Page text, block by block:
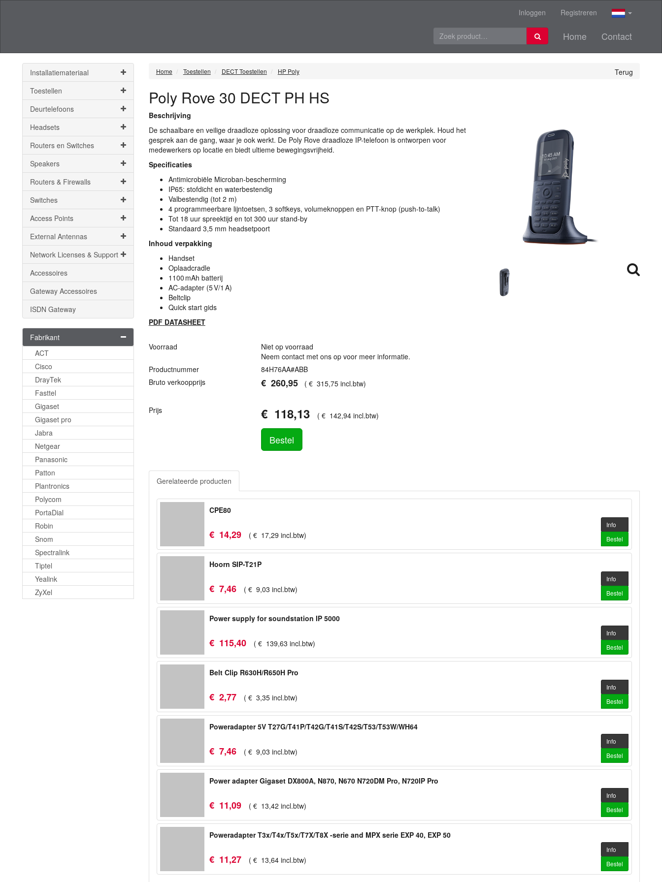
Inloggen Registreren
Home Contact
Installatiemateriaal
Toestellen
Deurtelefoons
Headsets
Routers en Switches
Speakers
Routers & Firewalls
Switches
Access Points
External Antennas
Network Licenses & Support
Accessoires
Gateway Accessoires
ISDN Gateway
Fabrikant
ACT
Cisco
DrayTek
Fasttel
Gigaset
Gigaset pro
Jabra
Netgear
Panasonic
Patton
Plantronics
Polycom
PortaDial
Robin
Snom
Spectralink
Tiptel
Yealink
ZyXel
Terug
Home Toestellen DECT Toestellen HP Poly
Poly Rove 30 DECT PH HS
Beschrijving
De schaalbare en veilige draadloze oplossing voor draadloze communicatie op de werkplek. Houd het
gesprek aan de gang, waar je ook werkt. De Poly Rove draadloze IP-telefoon is ontworpen voor
medewerkers op locatie en biedt ultieme bewegingsvrijheid.
Specificaties
Antimicrobiële Microban-bescherming
IP65: stofdicht en waterbestendig
Valbestendig (tot 2 m)
4 programmeerbare lijntoetsen, 3 softkeys, volumeknoppen en PTT-knop (push-to-talk)
Tot 18 uur spreektijd en tot 300 uur stand-by
Standaard 3,5 mm headsetpoort
Inhoud verpakking
Handset
Oplaadcradle
1100 mAh batterij
AC-adapter (5 V/1 A)
Beltclip
Quick start gids
PDF DATASHEET
Voorraad
Niet op voorraad
Neem contact met ons op voor meer informatie.
Productnummer
84H76AA#ABB
Bruto verkoopprijs
€ 260,95 (€ 315,75 incl.btw)
Prijs € 118,13 (€ 142,94 incl.btw)
Bestel
Gerelateerde producten
CPE80
€ 14,29 ( € 17,29 incl.btw)
Info
Bestel
Hoorn SIP-T21P
€ 7,46 ( € 9,03 incl.btw)
Info
Bestel
Power supply for soundstation IP 5000
€ 115,40 ( € 139,63 incl.btw)
Info
Bestel
Belt Clip R630H/R650H Pro
€ 2,77 ( € 3,35 incl.btw)
Info
Bestel
Poweradapter 5V T27G/T41P/T42G/T41S/T42S/T53/T53W/WH64
€ 7,46 ( € 9,03 incl.btw)
Info
Bestel
Power adapter Gigaset DX800A, N870, N670 N720DM Pro, N720IP Pro
€ 11,09 ( € 13,42 incl.btw)
Info
Bestel
Poweradapter T3x/T4x/T5x/T7X/T8X -serie and MPX serie EXP 40, EXP 50
€ 11,27 ( € 13,64 incl.btw)
Info
Bestel